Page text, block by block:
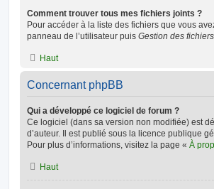
Comment trouver tous mes fichiers joints ?
Pour accéder à la liste des fichiers que vous
panneau de l’utilisateur puis Gestion des
Haut
Concernant phpBB
Qui a développé ce logiciel de forum ?
Ce logiciel (dans sa version non modifiée) est
d’auteur. Il est publié sous la licence publique
Pour plus d’informations, visitez la page « À
Haut